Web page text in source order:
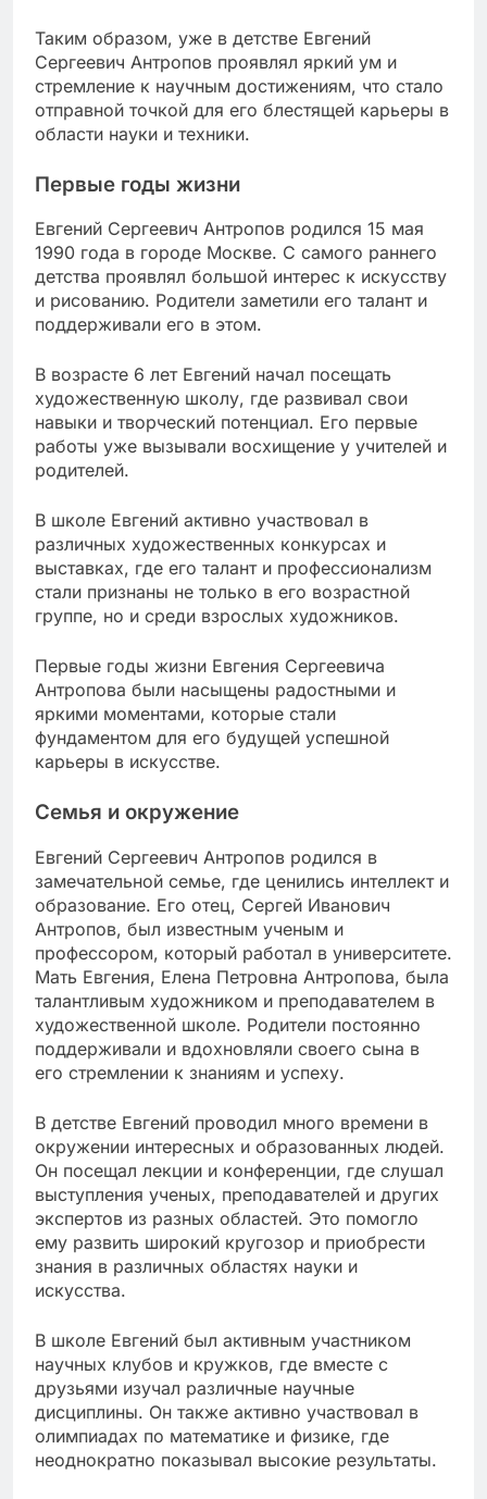
Таким образом, уже в детстве Евгений
Сергеевич Антропов проявлял яркий ум и
стремление к научным достижениям, что стало
отправной точкой для его блестящей карьеры в
области науки и техники.
Первые годы жизни
Евгений Сергеевич Антропов родился 15 мая
1990 года в городе Москве. С самого раннего
детства проявлял большой интерес к искусству
и рисованию. Родители заметили его талант и
поддерживали его в этом.
В возрасте 6 лет Евгений начал посещать
художественную школу, где развивал свои
навыки и творческий потенциал. Его первые
работы уже вызывали восхищение у учителей и
родителей.
В школе Евгений активно участвовал в
различных художественных конкурсах и
выставках, где его талант и профессионализм
стали признаны не только в его возрастной
группе, но и среди взрослых художников.
Первые годы жизни Евгения Сергеевича
Антропова были насыщены радостными и
яркими моментами, которые стали
фундаментом для его будущей успешной
карьеры в искусстве.
Семья и окружение
Евгений Сергеевич Антропов родился в
замечательной семье, где ценились интеллект и
образование. Его отец, Сергей Иванович
Антропов, был известным ученым и
профессором, который работал в университете.
Мать Евгения, Елена Петровна Антропова, была
талантливым художником и преподавателем в
художественной школе. Родители постоянно
поддерживали и вдохновляли своего сына в
его стремлении к знаниям и успеху.
В детстве Евгений проводил много времени в
окружении интересных и образованных людей.
Он посещал лекции и конференции, где слушал
выступления ученых, преподавателей и других
экспертов из разных областей. Это помогло
ему развить широкий кругозор и приобрести
знания в различных областях науки и
искусства.
В школе Евгений был активным участником
научных клубов и кружков, где вместе с
друзьями изучал различные научные
дисциплины. Он также активно участвовал в
олимпиадах по математике и физике, где
неоднократно показывал высокие результаты.